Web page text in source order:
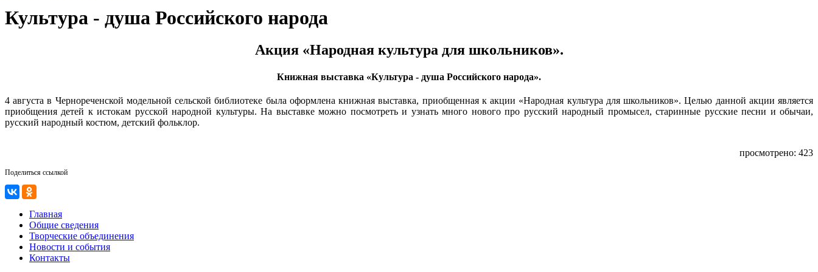
Культура - душа Российского народа
Акция «Народная культура для школьников».
Книжная выставка «Культура - душа Российского народа».
4 августа в Чернореченской модельной сельской библиотеке была оформлена книжная выставка, приобщенная к акции «Народная культура для школьников». Целью данной акции является
приобщения детей к истокам русской народной культуры. На выставке можно посмотреть и узнать много нового про русский народный промысел, старинные русские песни и обычаи,
русский народный костюм, детский фольклор.
просмотрено: 423
Поделиться ссылкой
Главная
Общие сведения
Творческие объединения
Новости и события
Контакты